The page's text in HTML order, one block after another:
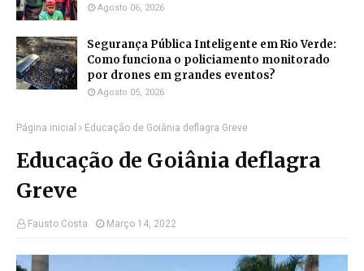
Agosto 06, 2026
Segurança Pública Inteligente em Rio Verde:
Como funciona o policiamento monitorado
por drones em grandes eventos?
Agosto 05, 2026
Página inicial Educação de Goiânia deflagra Greve
Educação de Goiânia deflagra
Greve
Fausto Costa Março 14, 2022